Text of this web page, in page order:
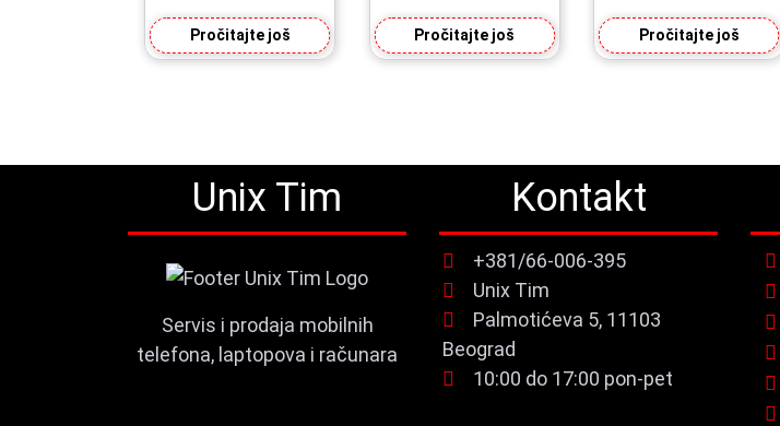
Pročitajte još Pročitajte još Pročitajte još
Unix Tim
Servis i prodaja mobilnih
telefona, laptopova i računara
Kontakt
+381/66-006-395
Unix Tim
Palmotićeva 5, 11103
Beograd
10:00 do 17:00 pon-pet